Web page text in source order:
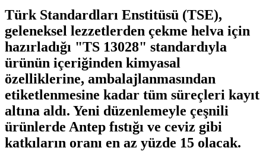
Türk Standardları Enstitüsü (TSE),
geleneksel lezzetlerden çekme helva için
hazırladığı "TS 13028" standardıyla
ürünün içeriğinden kimyasal
özelliklerine, ambalajlanmasından
etiketlenmesine kadar tüm süreçleri kayıt
altına aldı. Yeni düzenlemeyle çeşnili
ürünlerde Antep fıstığı ve ceviz gibi
katkıların oranı en az yüzde 15 olacak.